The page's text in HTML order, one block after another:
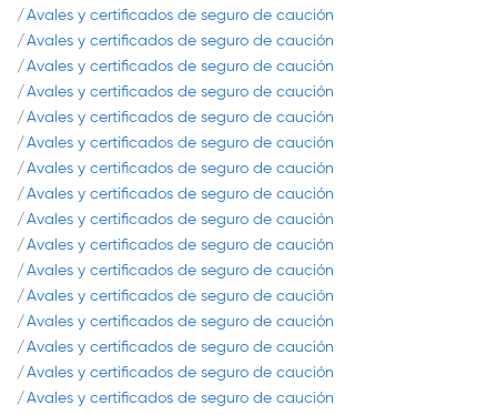
Avales y certificados de seguro de caución
Avales y certificados de seguro de caución
Avales y certificados de seguro de caución
Avales y certificados de seguro de caución
Avales y certificados de seguro de caución
Avales y certificados de seguro de caución
Avales y certificados de seguro de caución
Avales y certificados de seguro de caución
Avales y certificados de seguro de caución
Avales y certificados de seguro de caución
Avales y certificados de seguro de caución
Avales y certificados de seguro de caución
Avales y certificados de seguro de caución
Avales y certificados de seguro de caución
Avales y certificados de seguro de caución
Avales y certificados de seguro de caución